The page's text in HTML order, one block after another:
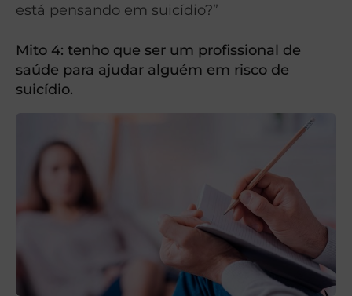
está pensando em suicídio?”
Mito 4: tenho que ser um profissional de
saúde para ajudar alguém em risco de
suicídio.